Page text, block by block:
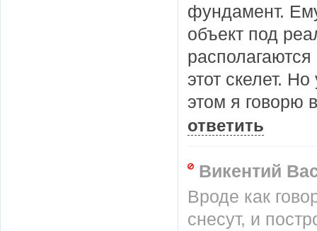
фундамент.
объект под
этот скелет.
этом я говорю
ответить
Викентий
Вроде как
снесут, и